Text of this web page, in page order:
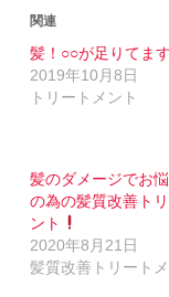
ィ
ン
ド
ウ
で
リ
ッ
ク
し
て
(新
し
い
ィ
ン
ド
関連
髪！○○が足りてま
2019年10月8日
トリートメント
髪のダメージでお
の為の髪質改善ト
ント
2020年8月21日
髪質改善トリート